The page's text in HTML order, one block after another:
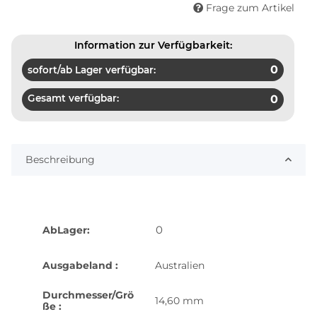
Frage zum Artikel
Information zur Verfügbarkeit:
sofort/ab Lager verfügbar: 0
Gesamt verfügbar: 0
Beschreibung
AbLager: 0
Ausgabeland : Australien
Durchmesser/Grö
ße :
14,60 mm